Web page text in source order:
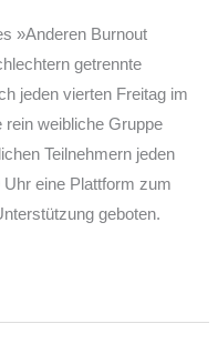
»Anderen Burnout
getrennte
jeden vierten Freitag im
rein weibliche Gruppe
Teilnehmern jeden
eine Plattform zum
geboten.